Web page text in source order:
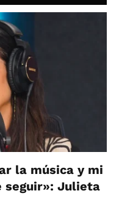
la música y mi
seguir»: Julieta